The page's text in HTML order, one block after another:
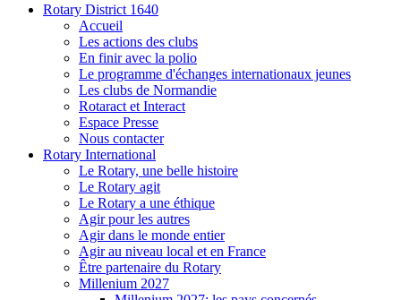
Rotary District 1640
Accueil
Les actions des clubs
En finir avec la polio
Le programme d'échanges internationaux jeunes
Les clubs de Normandie
Rotaract et Interact
Espace Presse
Nous contacter
Rotary International
Le Rotary, une belle histoire
Le Rotary agit
Le Rotary a une éthique
Agir pour les autres
Agir dans le monde entier
Agir au niveau local et en France
Être partenaire du Rotary
Millenium 2027